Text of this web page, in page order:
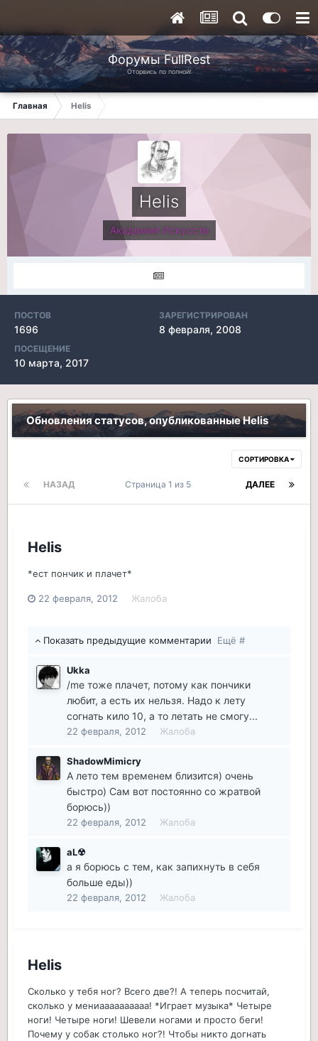
Форумы FullRest
Оторвись по полной!
Главная Helis
Helis
Академия Искусств
ПОСТОВ
1696
ЗАРЕГИСТРИРОВАН
8 февраля, 2008
ПОСЕЩЕНИЕ
10 марта, 2017
Обновления статусов, опубликованные Helis
СОРТИРОВКА
НАЗАД ДАЛЕЕ
Страница 1 из 5
Helis
*ест пончик и плачет*
22 февраля, 2012 Жалоба
Показать предыдущие комментарии Ещё #
Ukka
/me тоже плачет, потому как пончики
любит, а есть их нельзя. Надо к лету
согнать кило 10, а то летать не смогу...
22 февраля, 2012 Жалоба
ShadowMimicry
А лето тем временем близится) очень
быстро) Сам вот постоянно со жратвой
борюсь))
22 февраля, 2012 Жалоба
aL☢
а я борюсь с тем, как запихнуть в себя
больше еды))
22 февраля, 2012 Жалоба
Helis
Сколько у тебя ног? Всего две?! А теперь посчитай,
сколько у мениаааааааааа! *Играет музыка* Четыре
ноги! Четыре ноги! Шевели ногами и просто беги!
Почему у собак столько ног?! Чтобы никто догнать